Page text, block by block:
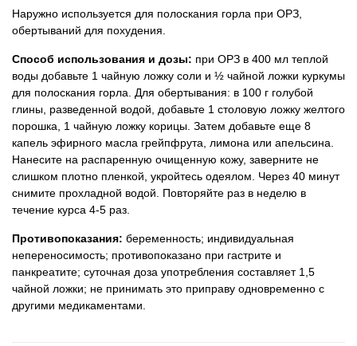
Наружно используется для полоскания горла при ОРЗ,
обертываний для похудения.
Способ использования и дозы: при ОРЗ в 400 мл теплой
воды добавьте 1 чайную ложку соли и ½ чайной ложки куркумы
для полоскания горла. Для обертывания: в 100 г голубой
глины, разведенной водой, добавьте 1 столовую ложку желтого
порошка, 1 чайную ложку корицы. Затем добавьте еще 8
капель эфирного масла грейпфрута, лимона или апельсина.
Нанесите на распаренную очищенную кожу, заверните не
слишком плотно пленкой, укройтесь одеялом. Через 40 минут
снимите прохладной водой. Повторяйте раз в неделю в
течение курса 4-5 раз.
Противопоказания: беременность; индивидуальная
непереносимость; противопоказано при гастрите и
панкреатите; суточная доза употребления составляет 1,5
чайной ложки; не принимать это приправу одновременно с
другими медикаментами.